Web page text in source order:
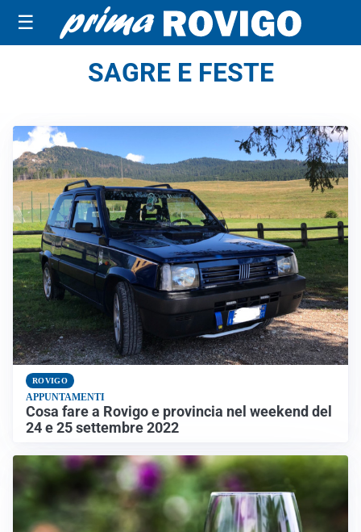
☰
SAGRE E FESTE
ROVIGO
APPUNTAMENTI
Cosa fare a Rovigo e provincia nel weekend del
24 e 25 settembre 2022